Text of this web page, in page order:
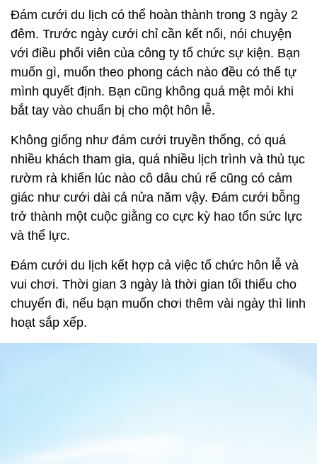
Đám cưới du lịch có thể hoàn thành trong 3 ngày 2
đêm. Trước ngày cưới chỉ cần kết nối, nói chuyện
với điều phối viên của công ty tổ chức sự kiện. Bạn
muốn gì, muốn theo phong cách nào đều có thể tự
mình quyết định. Bạn cũng không quá mệt mỏi khi
bắt tay vào chuẩn bị cho một hôn lễ.
Không giống như đám cưới truyền thống, có quá
nhiều khách tham gia, quá nhiều lịch trình và thủ tục
rườm rà khiến lúc nào cô dâu chú rể cũng có cảm
giác như cưới dài cả nửa năm vậy. Đám cưới bỗng
trở thành một cuộc giằng co cực kỳ hao tổn sức lực
và thể lực.
Đám cưới du lịch kết hợp cả việc tổ chức hôn lễ và
vui chơi. Thời gian 3 ngày là thời gian tối thiểu cho
chuyến đi, nếu bạn muốn chơi thêm vài ngày thì linh
hoạt sắp xếp.